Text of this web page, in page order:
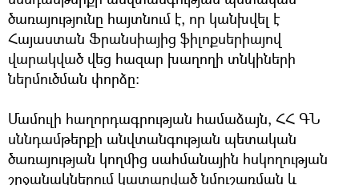
ծառայությունը հայտնում է, որ կանխվել է
Հայաստան Ֆրանսիայից ֆիլոքսերիայով
վարակված վեց հազար խաղողի տնկիների
ներմուծման փորձը։
Մամուլի հաղորդագրության համաձայն, ՀՀ ԳՆ
սննդամթերքի անվտանգության պետական
ծառայության կողմից սահմանային հսկողության
շրջանակներում կատարված նմուշառման և